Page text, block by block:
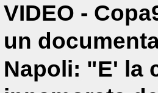
VIDEO -
un
Napoli: "E' la